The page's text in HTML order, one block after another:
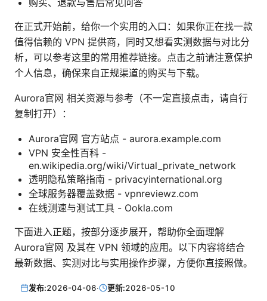
购买、退款与售后常见问答
在正式开始前，给你一个实用的入口：如果你正在找一款
值得信赖的 VPN 提供商，同时又想看实测数据与对比分
析，可以参考这里的常用推荐链接。点击之前请注意保护
个人信息，确保来自正规渠道的购买与下载。
Aurora官网 相关资源与参考（不一定直接点击，请自行
复制打开）：
Aurora官网 官方站点 - aurora.example.com
VPN 安全性百科 -
en.wikipedia.org/wiki/Virtual_private_network
透明隐私策略指南 - privacyinternational.org
全球服务器覆盖数据 - vpnreviewz.com
在线测速与测试工具 - Ookla.com
下面进入正题，按部分逐步展开，帮助你全面理解
Aurora官网 及其在 VPN 领域的应用。以下内容将结合
最新数据、实测对比与实用操作步骤，方便你直接照做。
发布:2026-04-06· 更新:2026-05-10